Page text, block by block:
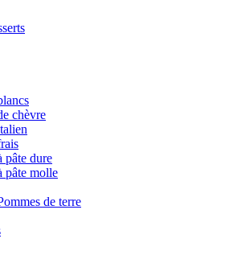
chèvre
pâte dure
pâte molle
de terre